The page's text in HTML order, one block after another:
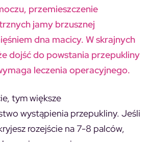
przemieszczenie
jamy brzusznej
dna macicy. W skrajnych
dojść do powstania przepukliny
leczenia operacyjnego.
tym większe
wystąpienia przepukliny. Jeśli
rozejście na 7-8 palców,